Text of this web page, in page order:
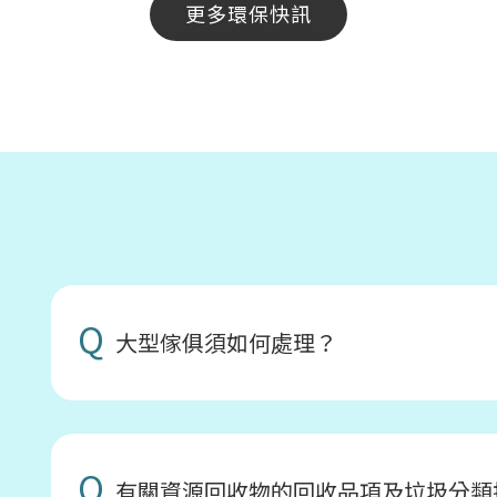
更多環保快訊
Q 大型傢俱須如何處理？
Q